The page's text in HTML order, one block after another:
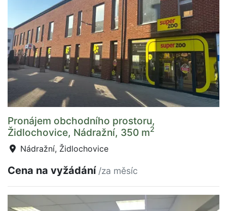
Pronájem obchodního prostoru,
Židlochovice, Nádražní, 350 m2
Nádražní, Židlochovice
Cena na vyžádání /za měsíc